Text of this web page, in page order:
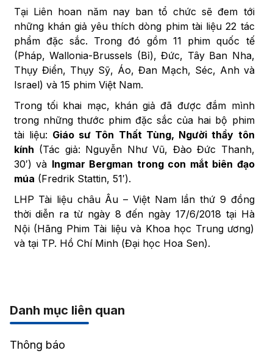
Tại Liên hoan năm nay ban tổ chức sẽ đem tới
những khán giả yêu thích dòng phim tài liệu 22 tác
phẩm đặc sắc. Trong đó gồm 11 phim quốc tế
(Pháp, Wallonia-Brussels (Bỉ), Đức, Tây Ban Nha,
Thụy Điển, Thụy Sỹ, Áo, Đan Mạch, Séc, Anh và
Israel) và 15 phim Việt Nam.
Trong tối khai mạc, khán giả đã được đắm mình
trong những thước phim đặc sắc của hai bộ phim
tài liệu: Giáo sư Tôn Thất Tùng, Người thầy tôn
kính (Tác giả: Nguyễn Như Vũ, Đào Đức Thanh,
30′) và Ingmar Bergman trong con mắt biên đạo
múa (Fredrik Stattin, 51′).
LHP Tài liệu châu Âu – Việt Nam lần thứ 9 đồng
thời diễn ra từ ngày 8 đến ngày 17/6/2018 tại Hà
Nội (Hãng Phim Tài liệu và Khoa học Trung ương)
và tại TP. Hồ Chí Minh (Đại học Hoa Sen).
Danh mục liên quan
Thông báo